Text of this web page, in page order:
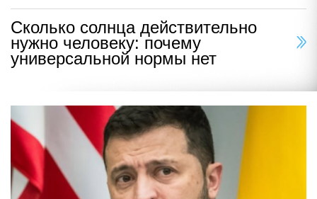
Сколько солнца действительно
нужно человеку: почему
универсальной нормы нет